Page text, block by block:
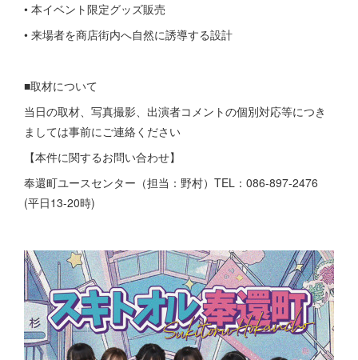
• 本イベント限定グッズ販売
• 来場者を商店街内へ自然に誘導する設計
■取材について
当日の取材、写真撮影、出演者コメントの個別対応等につき
ましては事前にご連絡ください
【本件に関するお問い合わせ】
奉還町ユースセンター（担当：野村）TEL：086-897-2476
(平日13-20時)